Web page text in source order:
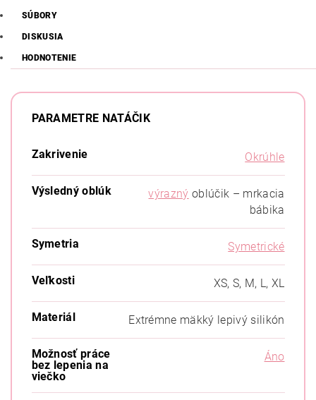
SÚBORY
DISKUSIA
HODNOTENIE
PARAMETRE NATÁČIK
Zakrivenie Okrúhle
Výsledný oblúk výrazný oblúčik – mrkacia
bábika
Symetria Symetrické
Veľkosti XS, S, M, L, XL
Materiál Extrémne mäkký lepivý silikón
Možnosť práce
bez lepenia na
viečko
Áno